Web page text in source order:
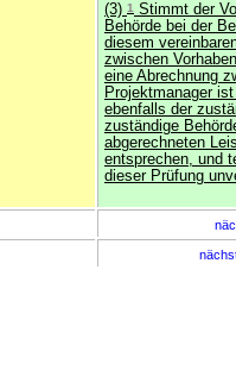
(3) 1 Stimmt der
Behörde bei der
diesem
zwischen
eine Abrechnung
Projektmanager
ebenfalls der
zuständige
abgerechneten
entsprechen, und
dieser Prüfung